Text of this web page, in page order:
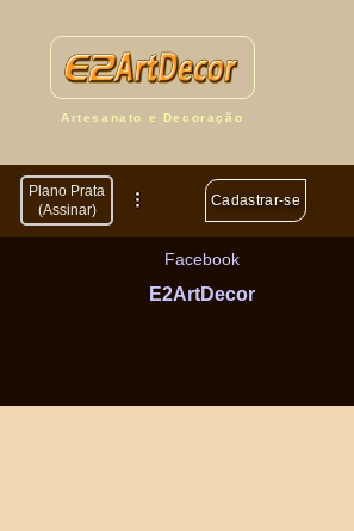
Artesanato e Decoração
Plano Prata
(Assinar)
Cadastrar-se
Home
Quem Somos
Facebook
E2ArtDecor